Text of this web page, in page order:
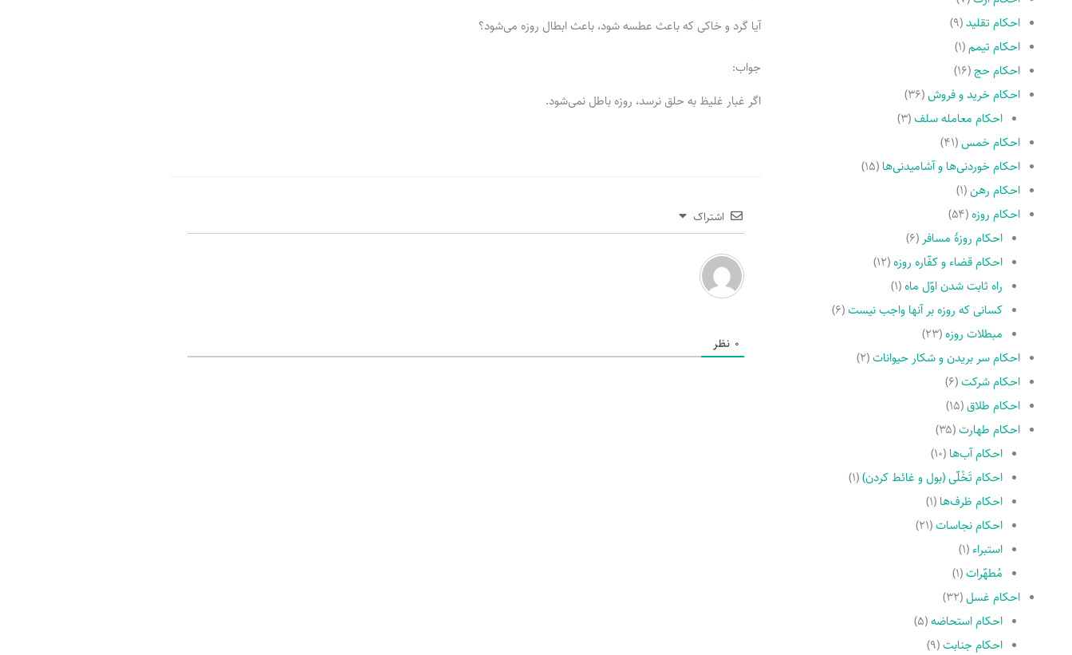
احکام تقلید(۹)
احکام تیمم(۱)
احکام حج (۱۶)
احکام خرید و فروش(۳۶)
احکام معامله سلف(۳)
احکام خمس(۴۱)
احکام خوردنی‌ها و آشامیدنی‌ها(۱۵)
احکام رهن(۱)
احکام روزه(۵۴)
احکام روزۀ مسافر (۶)
احکام قضاء و کفّاره روزه(۱۲)
راه ثابت شدن اوّل ماه(۱)
کسانى که روزه بر آنها واجب نیست(۶)
مبطلات روزه(۲۳)
احکام سر بریدن و شکار حیوانات(۲)
احکام شرکت(۶)
احکام طلاق(۱۵)
احکام طهارت(۳۵)
احکام آب‌ها(۱۰)
احکام تَخْلّى (بول و غائط کردن)(۱)
احکام ظرف‌ها(۱)
احکام نجاسات(۲۱)
استبراء(۱)
مُطهّرات(۱)
احکام غسل(۳۲)
احکام استحاضه(۵)
احکام جنابت(۹)
آیا گرد و خاکی که باعث عطسه شود، باعث ابطال روزه می‌شود؟
جواب:
اگر غبار غلیظ به حلق نرسد، روزه باطل نمی‌شود.
اشتراک
0 نظر